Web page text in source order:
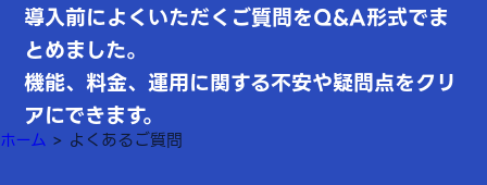
導入前によくいただくご質問をQ&A形式でま
とめました。
機能、料金、運用に関する不安や疑問点をクリ
アにできます。
ホーム > よくあるご質問